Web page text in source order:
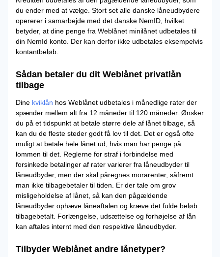
du ender med at vælge. Stort set alle danske låneudbydere
opererer i samarbejde med det danske NemID, hvilket
betyder, at dine penge fra Weblånet minilånet udbetales til
din NemId konto. Der kan derfor ikke udbetales eksempelvis
kontantbeløb.
Sådan betaler du dit Weblånet privatlån
tilbage
Dine kviklån hos Weblånet udbetales i månedlige rater der
spænder mellem alt fra 12 måneder til 120 måneder. Ønsker
du på et tidspunkt at betale større dele af lånet tilbage, så
kan du de fleste steder godt få lov til det. Det er også ofte
muligt at betale hele lånet ud, hvis man har penge på
lommen til det. Reglerne for straf i forbindelse med
forsinkede betalinger af rater varierer fra låneudbyder til
låneudbyder, men der skal påregnes morarenter, såfremt
man ikke tilbagebetaler til tiden. Er der tale om grov
misligeholdelse af lånet, så kan den pågældende
låneudbyder ophæve låneaftalen og kræve det fulde beløb
tilbagebetalt. Forlængelse, udsættelse og forhøjelse af lån
kan aftales internt med den respektive låneudbyder.
Tilbyder Weblånet andre lånetyper?